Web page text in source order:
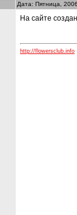
Дата: Пятница,
На сайте
http://flowersclub.info